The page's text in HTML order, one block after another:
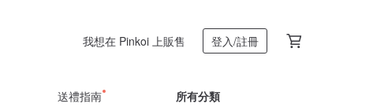
我想在 Pinkoi 上販售 登入/註冊
送禮指南 所有分類